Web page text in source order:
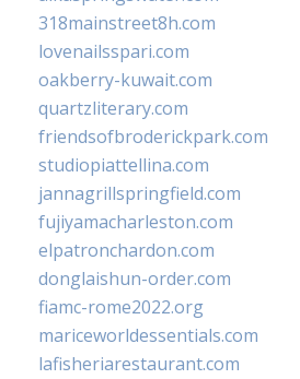
318mainstreet8h.com
lovenailsspari.com
oakberry-kuwait.com
quartzliterary.com
friendsofbroderickpark.com
studiopiattellina.com
jannagrillspringfield.com
fujiyamacharleston.com
elpatronchardon.com
donglaishun-order.com
fiamc-rome2022.org
mariceworldessentials.com
lafisheriarestaurant.com